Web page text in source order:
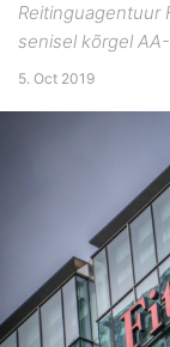
Reitinguagentuur
senisel kõrgel
5. Oct 2019